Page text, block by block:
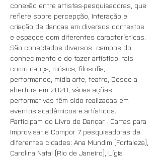
conexão entre artistas-pesquisadoras, que
reflete sobre percepção, interação e
criação de danças em diversos contextos
e espaços com diferentes características.
São conectados diversos  campos do
conhecimento e do fazer artístico, tais
como dança, música, filosofia,
performance, mídia arte, teatro, Desde a
abertura em 2020, várias ações
performativas têm sido realizadas em
eventos acadêmicos e artísticos.
Participam do Livro de Dançar - Cartas para
Improvisar e Compor 7 pesquisadoras de
diferentes cidades: Ana Mundim (Fortaleza),
Carolina Natal (Rio de Janeiro), Lígia